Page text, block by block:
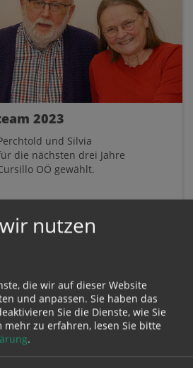
2023
und Silvia
die nächsten drei Jahre
OÖ gewählt.
nutzen
die wir auf dieser Website
und anpassen. Sie haben das
Sie die Dienste, wie Sie
mehr zu erfahren, lesen Sie bitte
.